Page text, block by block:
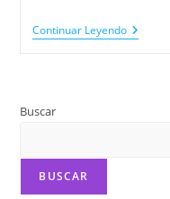
Continuar LeyendoCambiar
El
Buscar
BUSCAR